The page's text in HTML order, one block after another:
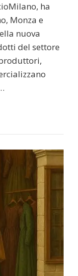
ha
Monza e
nuova
del settore